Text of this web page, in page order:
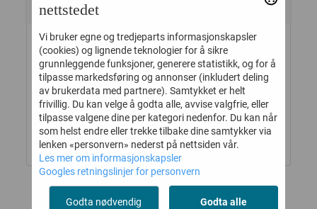
JOHA BODY
ULL/BAMBUS
PROPELLER LYSEBLÅ
299,-
179,-
Kjøp
KIVAT LUE BOMULL
KNYTTING
DINOSAUR BEIGE
519,-
389,-
Kjøp
nettstedet
Vi bruker egne og tredjeparts informasjonskapsler
(cookies) og lignende teknologier for å sikre
grunnleggende funksjoner, generere statistikk, og for å
tilpasse markedsføring og annonser (inkludert deling
av brukerdata med partnere). Samtykket er helt
frivillig. Du kan velge å godta alle, avvise valgfrie, eller
tilpasse valgene dine per kategori nedenfor. Du kan når
som helst endre eller trekke tilbake dine samtykker via
lenken «personvern» nederst på nettsiden vår.
Les mer om informasjonskapsler
Googles retningslinjer for personvern
Godta nødvendig Godta alle